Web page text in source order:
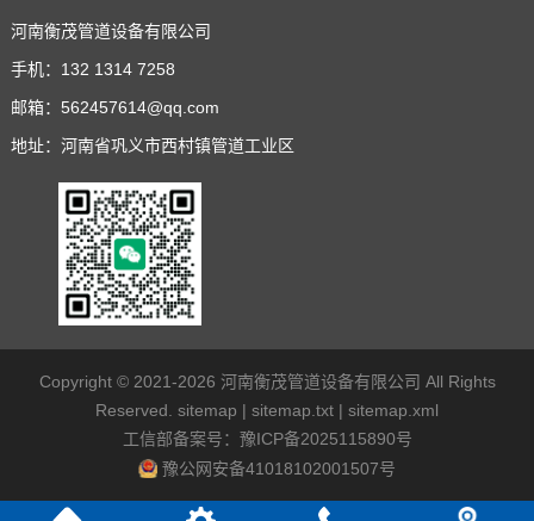
河南衡茂管道设备有限公司
手机： 132 1314 7258
邮箱： 562457614@qq.com
地址：河南省巩义市西村镇管道工业区
Copyright © 2021-2026 河南衡茂管道设备有限公司 All Rights
Reserved. sitemap | sitemap.txt | sitemap.xml
工信部备案号： 豫ICP备2025115890号
豫公网安备41018102001507号